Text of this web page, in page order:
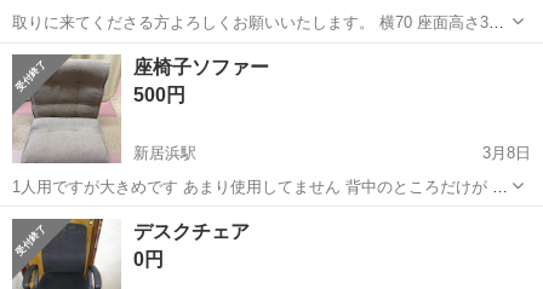
取りに来てくださる方よろしくお願いいたします。 横70 座面高さ39
奥行き70
愛媛 松山市 ソファ
座椅子ソファー
500円
新居浜駅
3月8日
1人用ですが大きめです あまり使用してません 背中のところだけが 少
し擦れてます
愛媛 新居浜市 新居浜駅
デスクチェア
0円